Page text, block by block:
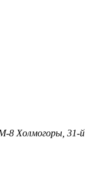
8 Холмогоры, 31-й